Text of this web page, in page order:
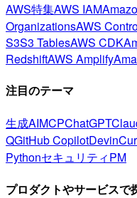
AWS特集AWS IAM
OrganizationsAWS
S3S3 TablesAWS CDK
RedshiftAWS Amplify
注目のテーマ
生成AIMCPChatGPT
QGitHub CopilotDevin
PythonセキュリティPM
プロダクトやサービスで